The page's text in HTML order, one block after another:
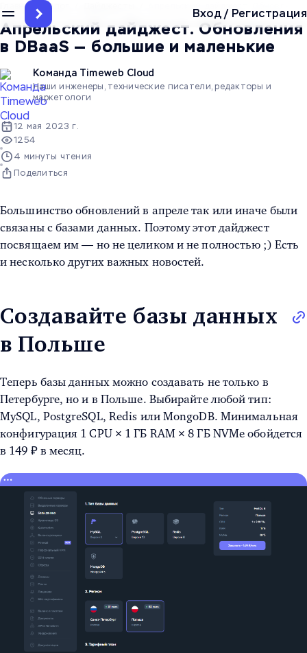
Вход/ Регистрация
Главная Блог
Апрельский дайджест. Обновления
в DBaaS — большие и маленькие
Команда Timeweb Cloud
Наши инженеры, технические писатели, редакторы и
маркетологи
12 мая 2023 г.
1254
4 минуты чтения
Поделиться
Большинство обновлений в апреле так или иначе были
связаны с базами данных. Поэтому этот дайджест
посвящаем им — но не целиком и не полностью ;) Есть
и несколько других важных новостей.
Создавайте базы данных
в Польше
Теперь базы данных можно создавать не только в
Петербурге, но и в Польше. Выбирайте любой тип:
MySQL, PostgreSQL, Redis или MongoDB. Минимальная
конфигурация 1 CPU × 1 ГБ RAM × 8 ГБ NVMe обойдется
в 149 ₽ в месяц.